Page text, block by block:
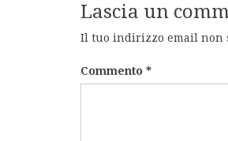
Lascia un
Il tuo indirizzo email non
Commento *